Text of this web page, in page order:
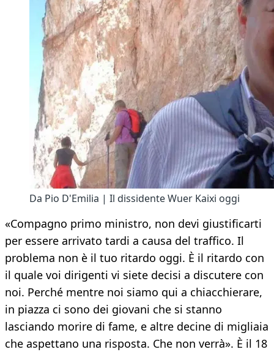
Da Pio D'Emilia | Il dissidente Wuer Kaixi oggi
«Compagno primo ministro, non devi giustificarti
per essere arrivato tardi a causa del traffico. Il
problema non è il tuo ritardo oggi. È il ritardo con
il quale voi dirigenti vi siete decisi a discutere con
noi. Perché mentre noi siamo qui a chiacchierare,
in piazza ci sono dei giovani che si stanno
lasciando morire di fame, e altre decine di migliaia
che aspettano una risposta. Che non verrà». È il 18